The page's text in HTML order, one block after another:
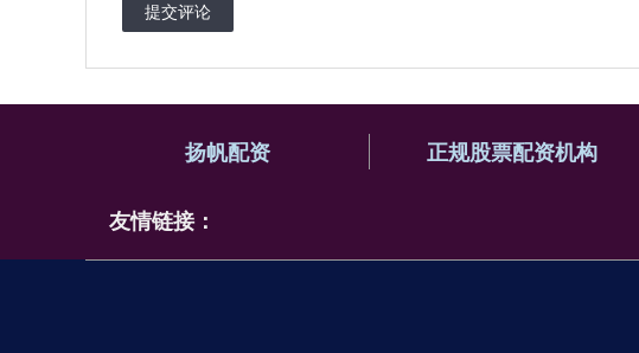
提交评论
扬帆配资 正规股票配资机构
友情链接：